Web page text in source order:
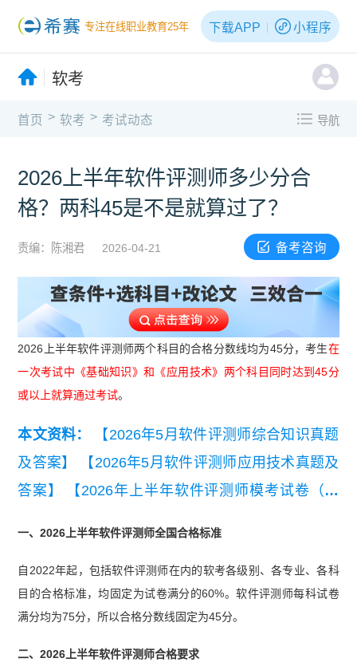
专注在线职业教育25年 下载APP 小程序
软考
首页 > 软考 > 考试动态 导航
2026上半年软件评测师多少分合
格？两科45是不是就算过了？
责编：陈湘君 2026-04-21 备考咨询
2026上半年软件评测师两个科目的合格分数线均为45分，考生在
一次考试中《基础知识》和《应用技术》两个科目同时达到45分
或以上就算通过考试。
本文资料：
【2026年5月软件评测师综合知识真题
及答案】
【2026年5月软件评测师应用技术真题及
答案】
【2026年上半年软件评测师模考试卷（综
题汇总】
一、2026上半年软件评测师全国合格标准
自2022年起，包括软件评测师在内的软考各级别、各专业、各科
目的合格标准，均固定为试卷满分的60%。软件评测师每科试卷
满分均为75分，所以合格分数线固定为45分。
二、2026上半年软件评测师合格要求